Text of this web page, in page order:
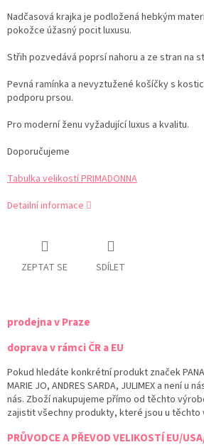
Nadčasová krajka je podložená hebkým
pokožce úžasný pocit luxusu.
Střih pozvedává poprsí nahoru a ze stran na
Pevná ramínka a nevyztužené košíčky s
podporu prsou.
Pro moderní ženu vyžadující luxus a kvalitu.
Doporučujeme
Tabulka velikostí PRIMADONNA
Detailní informace
ZEPTAT SE SDÍLET
prodejna v Praze
doprava v rámci ČR a EU
Pokud hledáte konkrétní produkt značek
MARIE JO, ANDRES SARDA, JULIMEX a není u
nás. Zboží nakupujeme přímo od těchto
zajistit všechny produkty, které jsou u těchto
PRŮVODCE A PŘEVOD VELIKOSTÍ EU/